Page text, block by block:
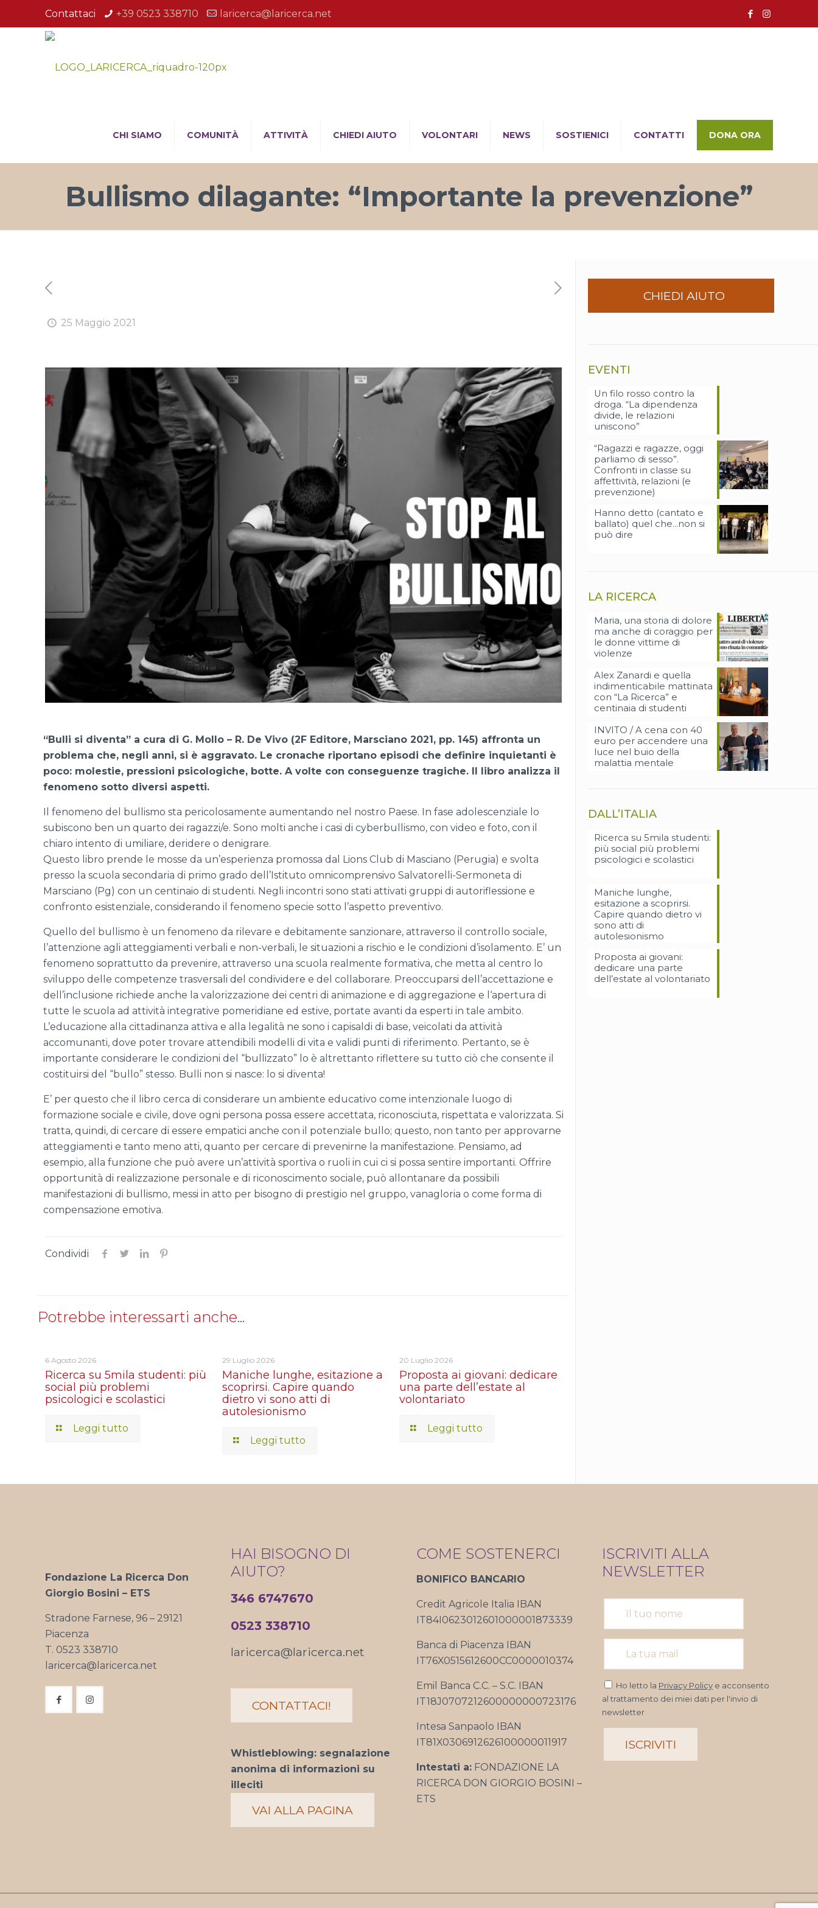
Contattaci +39 0523 338710 laricerca@laricerca.net
CHI SIAMO COMUNITÀ ATTIVITÀ CHIEDI AIUTO VOLONTARI NEWS SOSTIENICI CONTATTI DONA ORA
Bullismo dilagante: “Importante la prevenzione”
25 Maggio 2021
“Bulli si diventa” a cura di G. Mollo – R. De Vivo (2F Editore, Marsciano 2021, pp. 145) affronta un
problema che, negli anni, si è aggravato. Le cronache riportano episodi che definire inquietanti è
poco: molestie, pressioni psicologiche, botte. A volte con conseguenze tragiche. Il libro analizza il
fenomeno sotto diversi aspetti.
Il fenomeno del bullismo sta pericolosamente aumentando nel nostro Paese. In fase adolescenziale lo
subiscono ben un quarto dei ragazzi/e. Sono molti anche i casi di cyberbullismo, con video e foto, con il
chiaro intento di umiliare, deridere o denigrare.
Questo libro prende le mosse da un’esperienza promossa dal Lions Club di Masciano (Perugia) e svolta
presso la scuola secondaria di primo grado dell’Istituto omnicomprensivo Salvatorelli-Sermoneta di
Marsciano (Pg) con un centinaio di studenti. Negli incontri sono stati attivati gruppi di autoriflessione e
confronto esistenziale, considerando il fenomeno specie sotto l’aspetto preventivo.
Quello del bullismo è un fenomeno da rilevare e debitamente sanzionare, attraverso il controllo sociale,
l’attenzione agli atteggiamenti verbali e non-verbali, le situazioni a rischio e le condizioni d’isolamento. E’ un
fenomeno soprattutto da prevenire, attraverso una scuola realmente formativa, che metta al centro lo
sviluppo delle competenze trasversali del condividere e del collaborare. Preoccuparsi dell’accettazione e
dell’inclusione richiede anche la valorizzazione dei centri di animazione e di aggregazione e l‘apertura di
tutte le scuola ad attività integrative pomeridiane ed estive, portate avanti da esperti in tale ambito.
L’educazione alla cittadinanza attiva e alla legalità ne sono i capisaldi di base, veicolati da attività
accomunanti, dove poter trovare attendibili modelli di vita e validi punti di riferimento. Pertanto, se è
importante considerare le condizioni del “bullizzato” lo è altrettanto riflettere su tutto ciò che consente il
costituirsi del “bullo” stesso. Bulli non si nasce: lo si diventa!
E’ per questo che il libro cerca di considerare un ambiente educativo come intenzionale luogo di
formazione sociale e civile, dove ogni persona possa essere accettata, riconosciuta, rispettata e valorizzata. Si
tratta, quindi, di cercare di essere empatici anche con il potenziale bullo; questo, non tanto per approvarne
atteggiamenti e tanto meno atti, quanto per cercare di prevenirne la manifestazione. Pensiamo, ad
esempio, alla funzione che può avere un’attività sportiva o ruoli in cui ci si possa sentire importanti. Offrire
opportunità di realizzazione personale e di riconoscimento sociale, può allontanare da possibili
manifestazioni di bullismo, messi in atto per bisogno di prestigio nel gruppo, vanagloria o come forma di
compensazione emotiva.
Condividi
Potrebbe interessarti anche...
6 Agosto 2026
Ricerca su 5mila studenti: più
social più problemi
psicologici e scolastici
Leggi tutto
29 Luglio 2026
Maniche lunghe, esitazione a
scoprirsi. Capire quando
dietro vi sono atti di
autolesionismo
Leggi tutto
20 Luglio 2026
Proposta ai giovani: dedicare
una parte dell’estate al
volontariato
Leggi tutto
CHIEDI AIUTO
EVENTI
Un filo rosso contro la
droga. “La dipendenza
divide, le relazioni
uniscono”
“Ragazzi e ragazze, oggi
parliamo di sesso”.
Confronti in classe su
affettività, relazioni (e
prevenzione)
Hanno detto (cantato e
ballato) quel che…non si
può dire
LA RICERCA
Maria, una storia di dolore
ma anche di coraggio per
le donne vittime di
violenze
Alex Zanardi e quella
indimenticabile mattinata
con “La Ricerca” e
centinaia di studenti
INVITO / A cena con 40
euro per accendere una
luce nel buio della
malattia mentale
DALL’ITALIA
Ricerca su 5mila studenti:
più social più problemi
psicologici e scolastici
Maniche lunghe,
esitazione a scoprirsi.
Capire quando dietro vi
sono atti di
autolesionismo
Proposta ai giovani:
dedicare una parte
dell’estate al volontariato
Fondazione La Ricerca Don
Giorgio Bosini – ETS
Stradone Farnese, 96 – 29121
Piacenza
T. 0523 338710
laricerca@laricerca.net
HAI BISOGNO DI
AIUTO?
346 6747670
0523 338710
laricerca@laricerca.net
CONTATTACI!
Whistleblowing: segnalazione
anonima di informazioni su
illeciti
VAI ALLA PAGINA
COME SOSTENERCI
BONIFICO BANCARIO
Credit Agricole Italia IBAN
IT84I0623012601000001873339
Banca di Piacenza IBAN
IT76X0515612600CC0000010374
Emil Banca C.C. – S.C. IBAN
IT18J0707212600000000723176
Intesa Sanpaolo IBAN
IT81X0306912626100000011917
Intestati a: FONDAZIONE LA
RICERCA DON GIORGIO BOSINI –
ETS
ISCRIVITI ALLA
NEWSLETTER
Ho letto la Privacy Policy e acconsento
al trattamento dei miei dati per l'invio di
newsletter